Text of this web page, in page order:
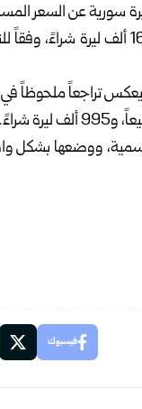
في السوق السورية المحلية انخفاضاً قدره 10
سعر غرام الذهب عيار 21 قيراطاً مليوناً و180 ألف ليرة
ووضعها بشكل
فيسبوك